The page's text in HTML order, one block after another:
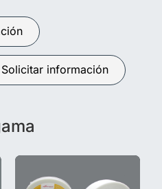
Solicitar información